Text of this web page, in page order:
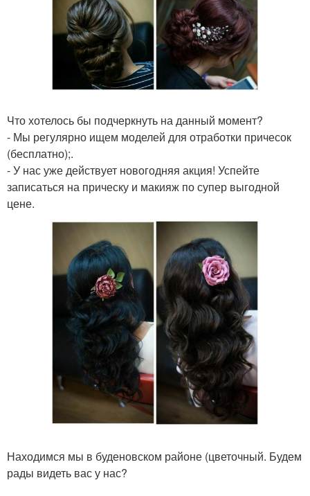
Что хотелось бы подчеркнуть на данный момент?
- Мы регулярно ищем моделей для отработки причесок
(бесплатно);.
- У нас уже действует новогодняя акция! Успейте
записаться на прическу и макияж по супер выгодной
цене.
Находимся мы в буденовском районе (цветочный. Будем
рады видеть вас у нас?